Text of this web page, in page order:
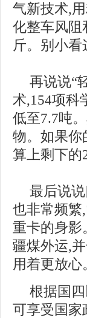
气新技术,
化整车风阻
斤。别小
再说说“
术,154项科
低至7.7吨
物。如果你
算上剩下的
最后说
也非常频繁
重卡的身影
疆煤外运,
用着更放心
根据国
可享受国家